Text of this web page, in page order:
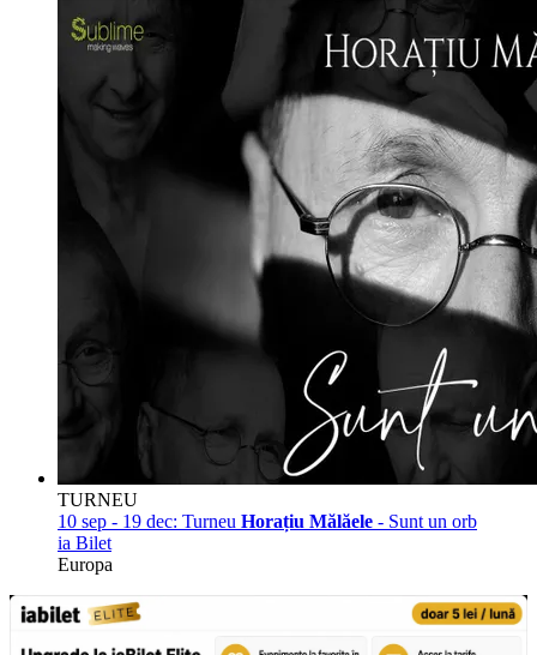
TURNEU
10 sep - 19 dec: Turneu Horațiu Mălăele - Sunt un orb
ia Bilet
Europa